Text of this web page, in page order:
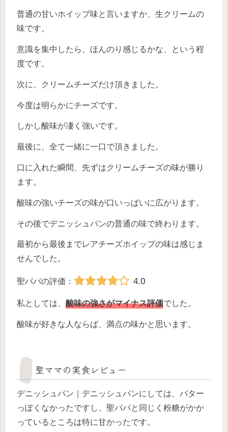
普通の甘いホイップ味と言いますか、生クリームの
味です。
意識を集中したら、ほんのり感じるかな、という程
度です。
次に、クリームチーズだけ頂きました。
今度は明らかにチーズです。
しかし酸味が凄く強いです。
最後に、全て一緒に一口で頂きました。
口に入れた瞬間、先ずはクリームチーズの味が勝り
ます。
酸味の強いチーズの味が口いっぱいに広がります。
その後でデニッシュパンの普通の味で終わります。
最初から最後までレアチーズホイップの味は感じま
せんでした。
聖パパの評価： 4.0
私としては、 酸味の強さがマイナス評価でした。
酸味が好きな人ならば、満点の味かと思います。
聖ママの実食レビュー
デニッシュパン｜デニッシュパンにしては、バター
っぽくなかったですし、聖パパと同じく粉糖がかか
っているところは特に甘かったです。